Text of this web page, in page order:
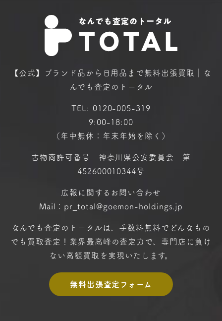
【公式】ブランド品から日用品まで無料出張買取｜な
んでも査定のトータル
TEL: 0120-005-319
9:00-18:00
（年中無休：年末年始を除く）
古物商許可番号 神奈川県公安委員会 第
452600010344号
広報に関するお問い合わせ
Mail：pr_total@goemon-holdings.jp
なんでも査定のトータルは、手数料無料で どんなもの
でも買取査定！ 業界最高峰の査定力で、専門店に 負け
ない高額買取を実現いたします。
無料出張査定フォーム